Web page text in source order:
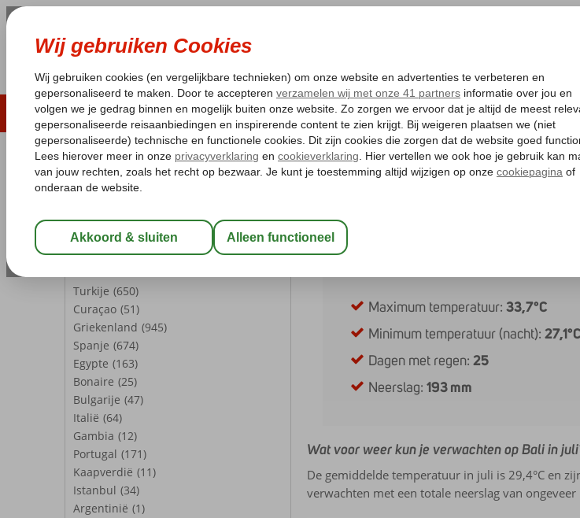
LAST MINUTE ZOMER 2026 ZONVAKANTIE VERRE REIZEN ALL
Pakketgarantie Laagsteprijsgarantie* Gratis annuleren*
REISGEZELSCHAP
Wijzig Reisgezelschap
Turkije (650)
Curaçao (51)
Griekenland (945)
Spanje (674)
Egypte (163)
Bonaire (25)
Bulgarije (47)
Italië (64)
Gambia (12)
Portugal (171)
Kaapverdië (11)
Istanbul (34)
Argentinië (1)
Weer en temperatuur op Bali in juli
Bali overzicht voor juli
Maximum temperatuur: 33,7°C
Minimum temperatuur (nacht): 27,1°C
Dagen met regen: 25
Neerslag: 193 mm
Wat voor weer kun je verwachten op Bali in
De gemiddelde temperatuur in juli is 29,4°C en
verwachten met een totale neerslag van